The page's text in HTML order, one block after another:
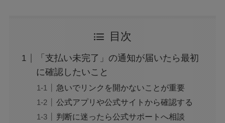
結婚してる？
アレン様が川村エミコに怒ったのは本当？な
ジャンプ33号だけ売り切れはなぜ？ワンピース
目次
「支払い未完了」の通知が届いたら最初
に確認したいこと
急いでリンクを開かないことが重要
公式アプリや公式サイトから確認する
判断に迷ったら公式サポートへ相談